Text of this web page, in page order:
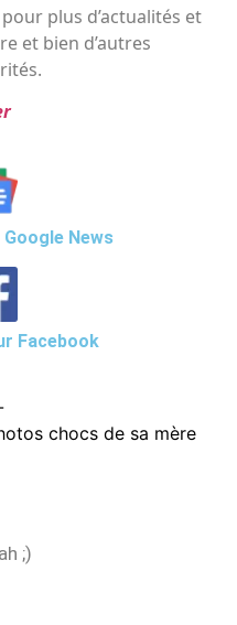
plus d’actualités et
et bien d’autres
News
Facebook
chocs de sa mère
;)